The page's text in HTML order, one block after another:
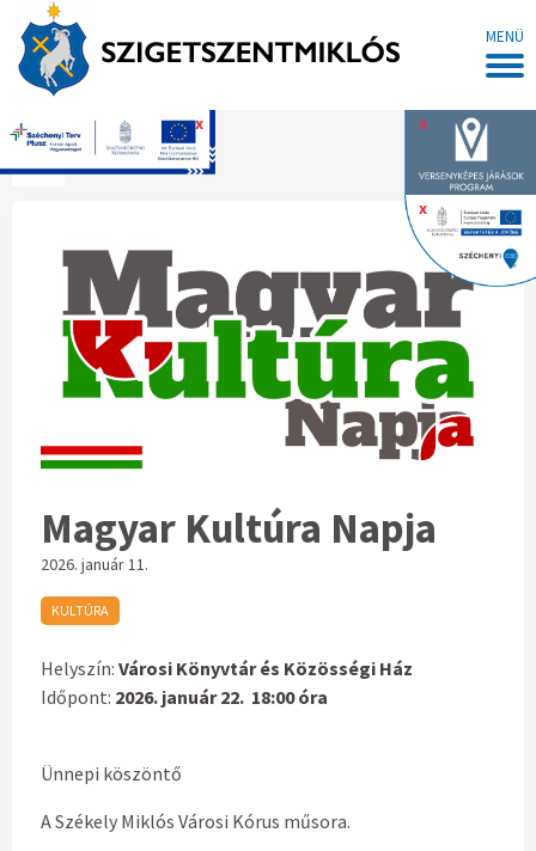
MENÜ
x
x
x
Főoldal
Magyar Kultúra Napja
2026. január 11.
KULTÚRA
Helyszín: Városi Könyvtár és Közösségi Ház
Időpont: 2026. január 22. 18:00 óra
Ünnepi köszöntő
A Székely Miklós Városi Kórus műsora.